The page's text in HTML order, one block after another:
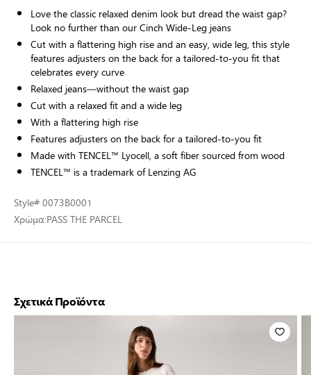
Love the classic relaxed denim look but dread the waist gap?
Look no further than our Cinch Wide-Leg jeans
Cut with a flattering high rise and an easy, wide leg, this style
features adjusters on the back for a tailored-to-you fit that
celebrates every curve
Relaxed jeans—without the waist gap
Cut with a relaxed fit and a wide leg
With a flattering high rise
Features adjusters on the back for a tailored-to-you fit
Made with TENCEL™ Lyocell, a soft fiber sourced from wood
TENCEL™ is a trademark of Lenzing AG
Style# 0073B0001
Χρώμα:PASS THE PARCEL
Σχετικά Προϊόντα